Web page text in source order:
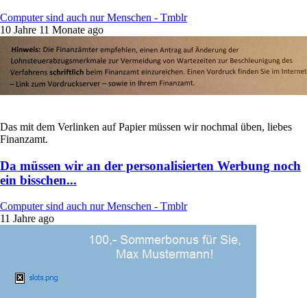
Computer sind auch nur Menschen - Tmblr
10 Jahre 11 Monate ago
Das mit dem Verlinken auf Papier müssen wir nochmal üben, liebes
Finanzamt.
Da müssen wir an der personalisierten Werbung noch
ein bisschen...
Computer sind auch nur Menschen - Tmblr
11 Jahre ago